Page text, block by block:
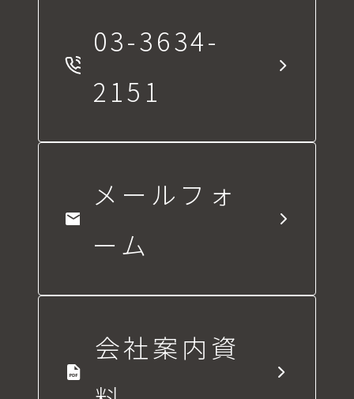
03-3634-
2151
メールフォ
ーム
会社案内資